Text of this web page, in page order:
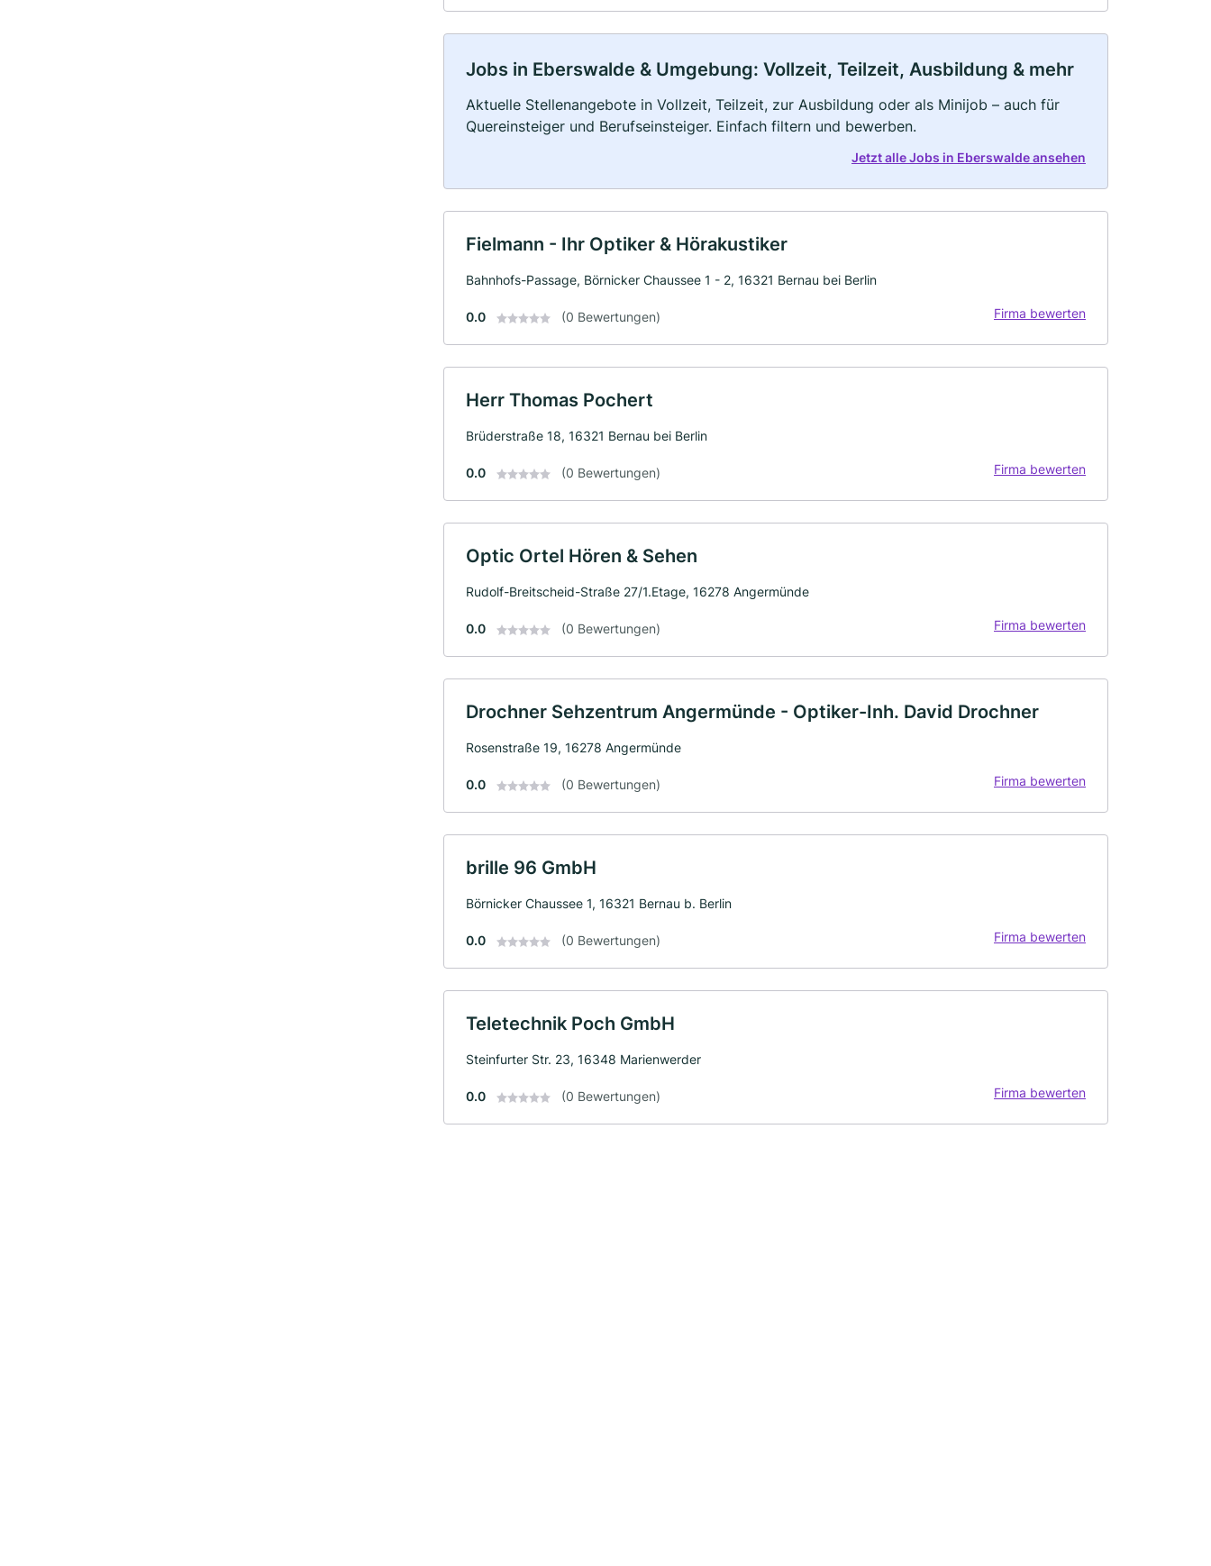
Jobs in Eberswalde & Umgebung: Vollzeit, Teilzeit, Ausbildung & mehr
Aktuelle Stellenangebote in Vollzeit, Teilzeit, zur Ausbildung oder als Minijob – auch für
Quereinsteiger und Berufseinsteiger. Einfach filtern und bewerben.
Jetzt alle Jobs in Eberswalde ansehen
Fielmann - Ihr Optiker & Hörakustiker
Bahnhofs-Passage, Börnicker Chaussee 1 - 2, 16321 Bernau bei Berlin
0.0 (0 Bewertungen) Firma bewerten
Herr Thomas Pochert
Brüderstraße 18, 16321 Bernau bei Berlin
0.0 (0 Bewertungen) Firma bewerten
Optic Ortel Hören & Sehen
Rudolf-Breitscheid-Straße 27/1.Etage, 16278 Angermünde
0.0 (0 Bewertungen) Firma bewerten
Drochner Sehzentrum Angermünde - Optiker-Inh. David Drochner
Rosenstraße 19, 16278 Angermünde
0.0 (0 Bewertungen) Firma bewerten
brille 96 GmbH
Börnicker Chaussee 1, 16321 Bernau b. Berlin
0.0 (0 Bewertungen) Firma bewerten
Teletechnik Poch GmbH
Steinfurter Str. 23, 16348 Marienwerder
0.0 (0 Bewertungen) Firma bewerten